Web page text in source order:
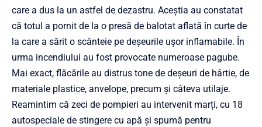
care a dus la un astfel de dezastru. Aceștia au constatat
că totul a pornit de la o presă de balotat aflată în curte de
la care a sărit o scânteie pe deșeurile ușor inflamabile. În
urma incendiului au fost provocate numeroase pagube.
Mai exact, flăcările au distrus tone de deșeuri de hârtie, de
materiale plastice, anvelope, precum și câteva utilaje.
Reamintim că zeci de pompieri au intervenit marți, cu 18
autospeciale de stingere cu apă și spumă pentru